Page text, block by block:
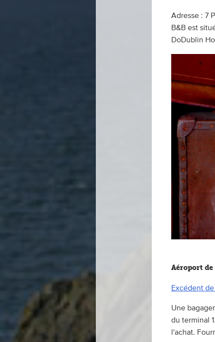
Adresse : 7
B&B est
DoDublin
Aéroport de
Excédent
Une
du terminal
l'achat.